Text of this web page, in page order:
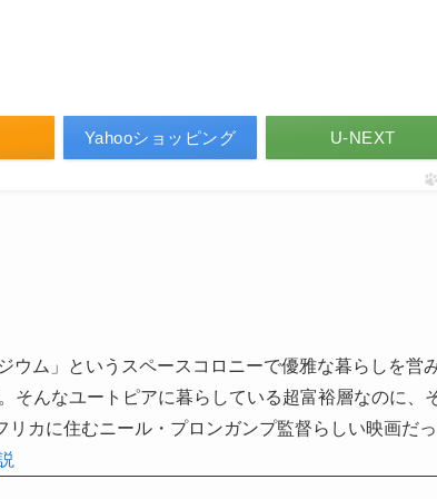
Yahooショッピング U-NEXT
ム」というスペースコロニーで優雅な暮らしを営
そんなユートピアに暮らしている超富裕層なのに、
カに住むニール・プロンガンプ監督らしい映画だっ